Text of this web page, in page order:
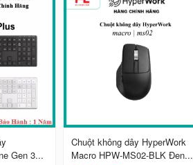
Gen 3...
Chuột không dây HyperWork
Macro HPW-MS02-BLK Đen...